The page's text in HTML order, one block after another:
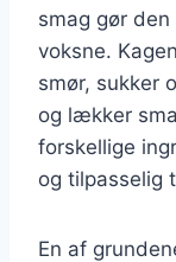
smag gør
voksne.
smør, sukker
og lækker
forskellige
og tilpasselig
En af